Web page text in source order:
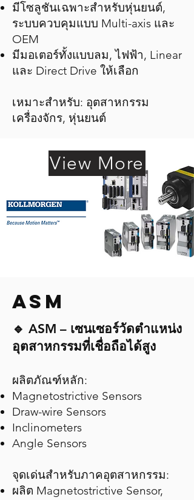
มีโซลูชันเฉพาะสำหรับหุ่นยนต์,
ระบบควบคุมแบบ Multi-axis และ
OEM
มีมอเตอร์ทั้งแบบลม, ไฟฟ้า, Linear
และ Direct Drive ให้เลือก
เหมาะสำหรับ: อุตสาหกรรม
เครื่องจักร, หุ่นยนต์
View More
ASM
🔹 ASM – เซนเซอร์วัดตำแหน่ง
อุตสาหกรรมที่เชื่อถือได้สูง
ผลิตภัณฑ์หลัก:
Magnetostrictive Sensors
Draw-wire Sensors
Inclinometers
Angle Sensors
จุดเด่นสำหรับภาคอุตสาหกรรม:
ผลิต Magnetostrictive Sensor,